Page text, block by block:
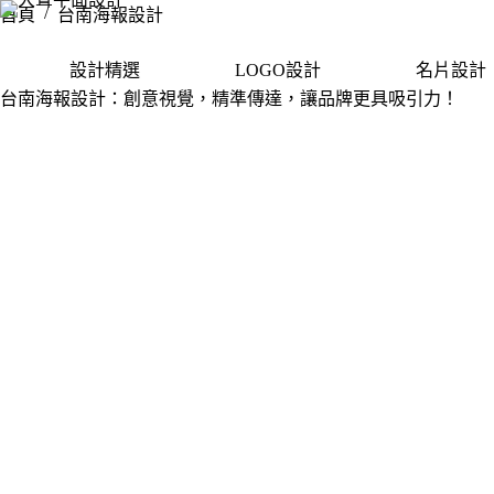
設計精選 LOGO設計 名片設計
首頁 / 台南海報設計
台南海報設計：創意視覺，精準傳達，讓品牌更具吸引力！